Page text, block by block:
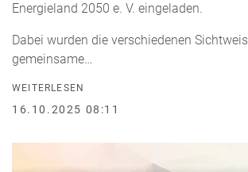
Energieland 2050 e. V. eingeladen.
Dabei wurden die verschiedenen
gemeinsame…
WEITERLESEN
16.10.2025 08:11